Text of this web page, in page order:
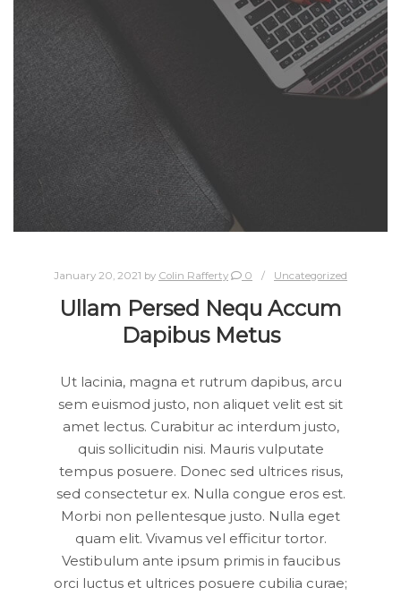
January 20, 2021 by Colin Rafferty 0 Uncategorized
Ullam Persed Nequ Accum
Dapibus Metus
Ut lacinia, magna et rutrum dapibus, arcu
sem euismod justo, non aliquet velit est sit
amet lectus. Curabitur ac interdum justo,
quis sollicitudin nisi. Mauris vulputate
tempus posuere. Donec sed ultrices risus,
sed consectetur ex. Nulla congue eros est.
Morbi non pellentesque justo. Nulla eget
quam elit. Vivamus vel efficitur tortor.
Vestibulum ante ipsum primis in faucibus
orci luctus et ultrices posuere cubilia curae;